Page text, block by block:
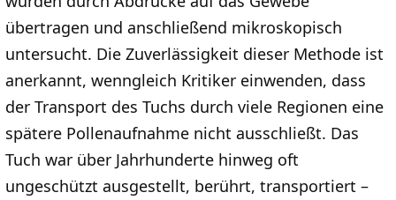
übertragen und anschließend mikroskopisch
untersucht. Die Zuverlässigkeit dieser Methode ist
anerkannt, wenngleich Kritiker einwenden, dass
der Transport des Tuchs durch viele Regionen eine
spätere Pollenaufnahme nicht ausschließt. Das
Tuch war über Jahrhunderte hinweg oft
ungeschützt ausgestellt, berührt, transportiert –